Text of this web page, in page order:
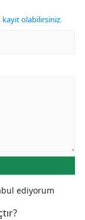
kayıt olabilirsiniz.
ediyorum